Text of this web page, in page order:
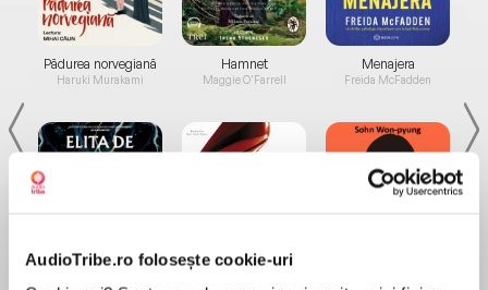
AudioTribe.ro folosește cookie-uri
Pădurea norvegiană
Haruki Murakami
Elita de Argint (Elita
Hamnet
Maggie O'Farrell
Diavolul se îmbracă de
Menajera
Freida McFadden